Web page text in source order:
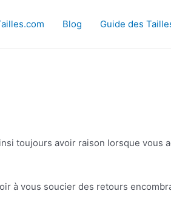
Blog Guide des
toujours avoir raison lorsque vous
à vous soucier des retours